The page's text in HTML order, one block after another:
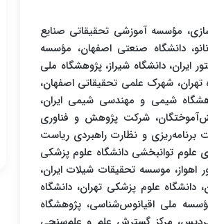
مؤسسه آموزشی تحقیقاتی صنایع
دانشگاه صنعتی اصفهان، مؤسسه
ایران، دانشگاه شیراز، پژوهشگاه ملی
شهرک علمی تحقیقاتی اصفهان،
شیمی و مهندسی شیمی ایران،
شرکت پژوهش و فناوری
برنامه‌ریزی و نظارت راهبردی ریاست
علوم توانبخشی دانشگاه علوم پزشکی
موسسه تحقیقات شیلات ایران،
علوم پزشکی تهران، دانشگاه
ملی اقیانوس‌شناسی، پژوهشگاه